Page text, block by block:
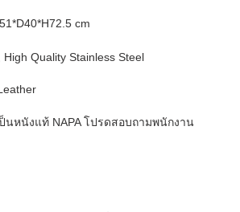
cm
High Quality Stainless Steel
นหนังแท้ NAPA โปรดสอบถามพนักงาน